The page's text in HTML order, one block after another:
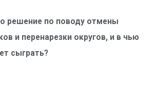
решение по поводу отмены
и перенарезки округов, и в чью
сыграть?